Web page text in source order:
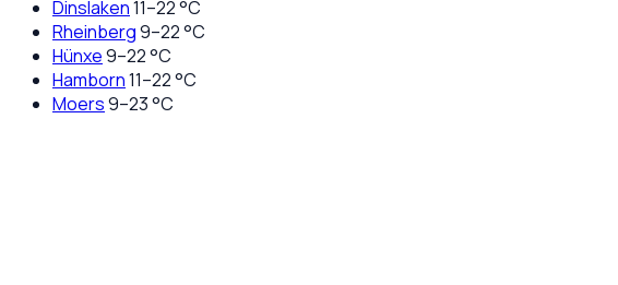
Dinslaken11–22°C
Rheinberg9–22°C
Hünxe9–22°C
Hamborn11–22°C
Moers9–23°C